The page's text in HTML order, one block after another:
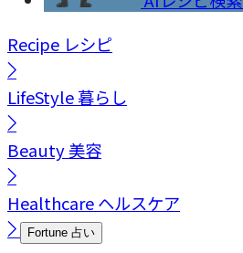
Recipe レシピ
LifeStyle暮らし
Beauty美容
Healthcareヘルスケア
Fortune 占い